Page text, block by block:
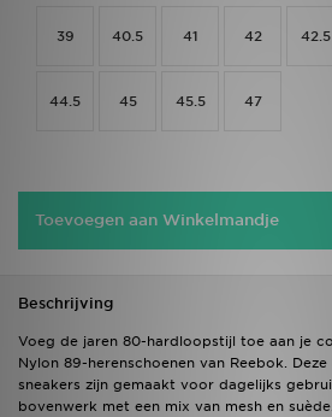
39 40.5 41 42 42.5
44.5 45 45.5 47
Toevoegen aan Winkelmandje
Beschrijving
Voeg de jaren 80-hardloopstijl toe aan je
Nylon 89-herenschoenen van Reebok.
sneakers zijn gemaakt voor dagelijks
bovenwerk met een mix van mesh en